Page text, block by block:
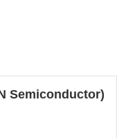
Semiconductor)